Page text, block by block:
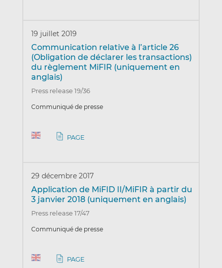
19 juillet 2019
Communication relative à l’article 26
(Obligation de déclarer les transactions)
du règlement MiFIR (uniquement en
anglais)
Press release 19/36
Communiqué de presse
PAGE
29 décembre 2017
Application de MiFID II/MiFIR à partir du
3 janvier 2018 (uniquement en anglais)
Press release 17/47
Communiqué de presse
PAGE